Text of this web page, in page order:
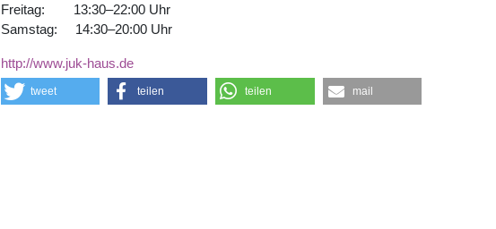
Freitag: 13:30–22:00 Uhr
Samstag: 14:30–20:00 Uhr
http://www.juk-haus.de
tweet teilen teilen mail